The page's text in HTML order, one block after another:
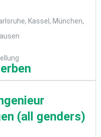
Kassel, München,
(all genders)